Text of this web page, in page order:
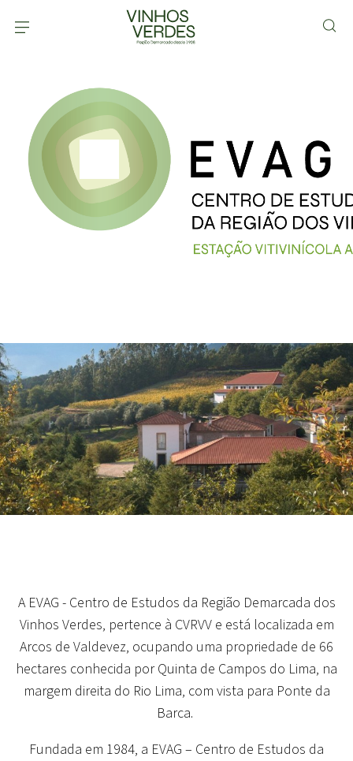
A EVAG - Centro de Estudos da Região Demarcada dos
Vinhos Verdes, pertence à CVRVV e está localizada em
Arcos de Valdevez, ocupando uma propriedade de 66
hectares conhecida por Quinta de Campos do Lima, na
margem direita do Rio Lima, com vista para Ponte da
Barca.
Fundada em 1984, a EVAG – Centro de Estudos da